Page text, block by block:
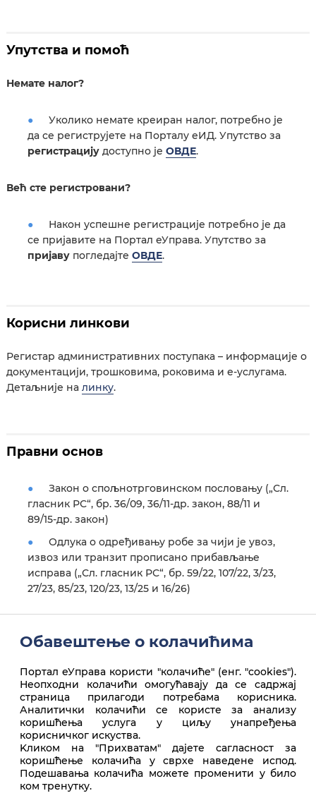
Упутства и помоћ
Немате налог?
Уколико немате креиран налог, потребно је
да се региструјете на Порталу еИД. Упутство за
регистрацију доступно је ОВДЕ.
Већ сте регистровани?
Након успешне регистрације потребно је да
се пријавите на Портал еУправа. Упутство за
пријаву погледајте ОВДЕ.
Корисни линкови
Регистар административних поступака – информације о
документацији, трошковима, роковима и е‑услугама.
Детаљније на линку.
Правни основ
Закон о спољнотрговинском пословању („Сл.
гласник РС“, бр. 36/09, 36/11-др. закон, 88/11 и
89/15-др. закон)
Одлука о одређивању робе за чији је увоз,
извоз или транзит прописано прибављање
исправа („Сл. гласник РС“, бр. 59/22, 107/22, 3/23,
27/23, 85/23, 120/23, 13/25 и 16/26)
Врх стране
Обавештење о колачићима
Портал еУправа користи "колачиће" (енг. "cookies").
Неопходни колачићи омогућавају да се садржај
страница прилагоди потребама корисника.
Аналитички колачићи се користе за анализу
коришћења услуга у циљу унапређења
корисничког искуства.
Kликом на "Прихватам" дајете сагласност за
коришћење колачића у сврхе наведене испод.
Подешавања колачића можете променити у било
ком тренутку.